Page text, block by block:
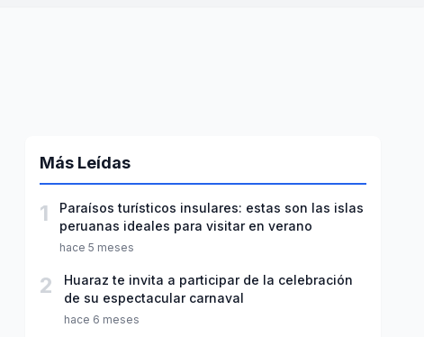
Más Leídas
1
Paraísos turísticos insulares: estas son las islas
peruanas ideales para visitar en verano
hace 5 meses
2
Huaraz te invita a participar de la celebración
de su espectacular carnaval
hace 6 meses